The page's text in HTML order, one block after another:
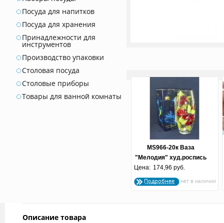
Посуда для напитков
Посуда для хранения
Принадлежности для
инструментов
Производство упаковки
Столовая посуда
Столовые приборы
Товары для ванной комнаты
MS966-20к Ваза
"Мелодия" худ.роспись
Цена: 174,96 руб.
Подробнее
Описание товара